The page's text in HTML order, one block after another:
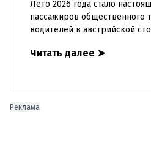
Лето 2026 года стало
пассажиров общественного
водителей в австрийской
и трамваев превратили по
Читать далее ➤
Реклама